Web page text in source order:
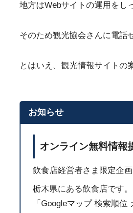
地方はWebサイトの運用をし
そのため観光協会さんに電話
とはいえ、観光情報サイトの
お知らせ
オンライン無料情報
飲食店経営者さま限定企画
栃木県にある飲食店です。
「Googleマップ 検索順